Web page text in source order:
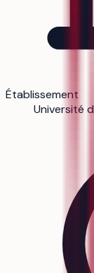
Établissement
Université